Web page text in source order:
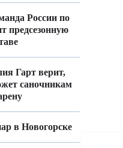
России по
предсезонную
Гарт верит,
саночникам
в Новогорске